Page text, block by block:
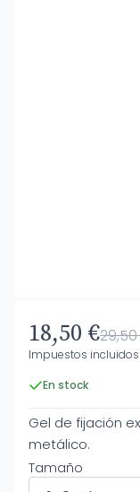
18,50 €
Impuestos incluidos
En stock
Gel de fijación
metálico.
Tamaño